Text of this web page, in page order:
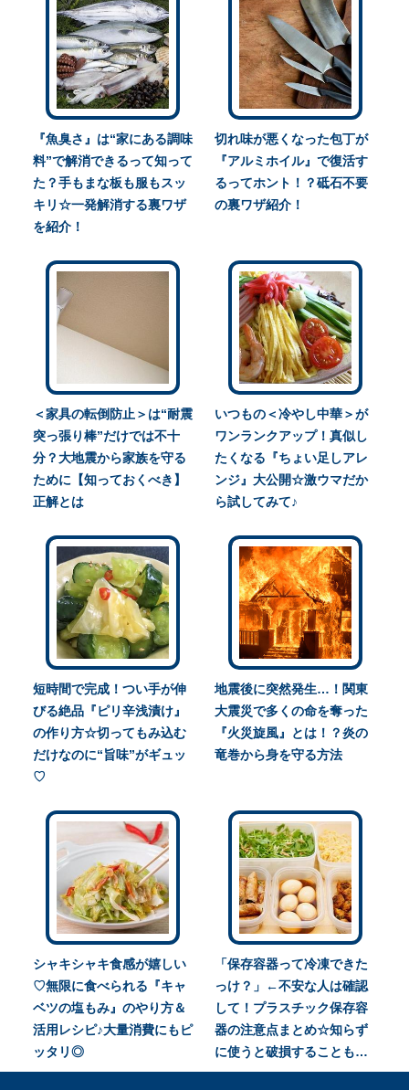
『魚臭さ』は“家にある調味
料”で解消できるって知って
た？手もまな板も服もスッ
キリ☆一発解消する裏ワザ
を紹介！
切れ味が悪くなった包丁が
『アルミホイル』で復活す
るってホント！？砥石不要
の裏ワザ紹介！
＜家具の転倒防止＞は“耐震
突っ張り棒”だけでは不十
分？大地震から家族を守る
ために【知っておくべき】
正解とは
いつもの＜冷やし中華＞が
ワンランクアップ！真似し
たくなる『ちょい足しアレ
ンジ』大公開☆激ウマだか
ら試してみて♪
短時間で完成！つい手が伸
びる絶品『ピリ辛浅漬け』
の作り方☆切ってもみ込む
だけなのに“旨味”がギュッ
♡
地震後に突然発生…！関東
大震災で多くの命を奪った
『火災旋風』とは！？炎の
竜巻から身を守る方法
シャキシャキ食感が嬉しい
♡無限に食べられる『キャ
ベツの塩もみ』のやり方＆
活用レシピ♪大量消費にもピ
ッタリ◎
「保存容器って冷凍できた
っけ？」←不安な人は確認
して！プラスチック保存容
器の注意点まとめ☆知らず
に使うと破損することも…